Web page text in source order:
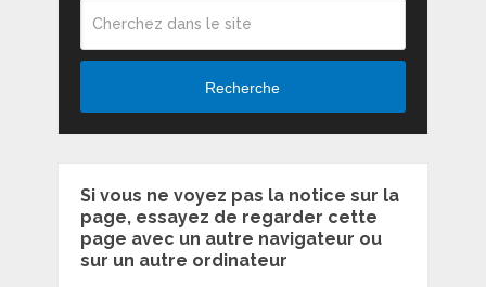
Recherche
Si vous ne voyez pas la notice sur la
page, essayez de regarder cette
page avec un autre navigateur ou
sur un autre ordinateur